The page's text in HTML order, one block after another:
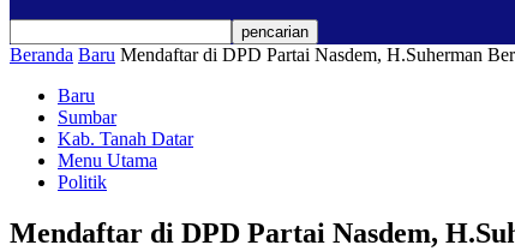
Beranda Baru Mendaftar di DPD Partai Nasdem, H.Suherman
Baru
Sumbar
Kab. Tanah Datar
Menu Utama
Politik
Mendaftar di DPD Partai Nasdem,